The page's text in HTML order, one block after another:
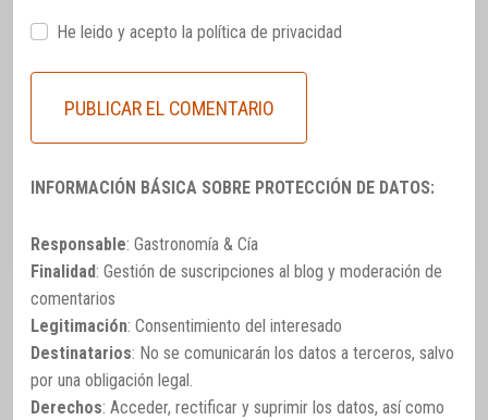
He leido y acepto la política de privacidad
INFORMACIÓN BÁSICA SOBRE PROTECCIÓN DE DATOS:
Responsable: Gastronomía & Cía
Finalidad: Gestión de suscripciones al blog y moderación de
comentarios
Legitimación: Consentimiento del interesado
Destinatarios: No se comunicarán los datos a terceros, salvo
por una obligación legal.
Derechos: Acceder, rectificar y suprimir los datos, así como